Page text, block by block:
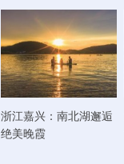
浙江嘉兴：南北湖邂逅
绝美晚霞